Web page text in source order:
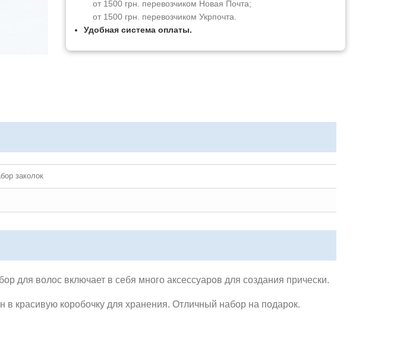
от 1500 грн. перевозчиком Новая Почта;
от 1500 грн. перевозчиком Укрпочта.
Удобная система оплаты.
заколок
для волос включает в себя много аксессуаров для создания прически.
в красивую коробочку для хранения. Отличный набор на подарок.